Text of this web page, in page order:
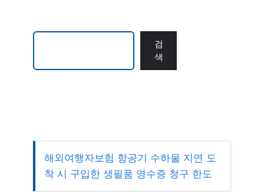
검
색
해외여행자보험 항공기 수하물 지연 도
착 시 구입한 생필품 영수증 청구 한도